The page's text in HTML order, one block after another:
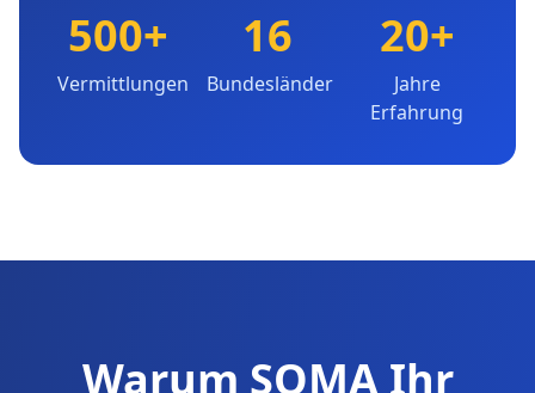
500+
Vermittlungen
16
Bundesländer
20+
Jahre
Erfahrung
Warum SOMA Ihr